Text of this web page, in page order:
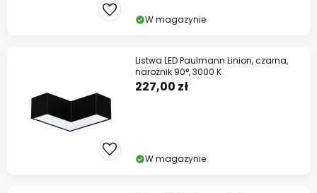
W magazynie
Listwa LED Paulmann Linion, czarna,
narożnik 90°, 3000 K
227,00 zł
W magazynie